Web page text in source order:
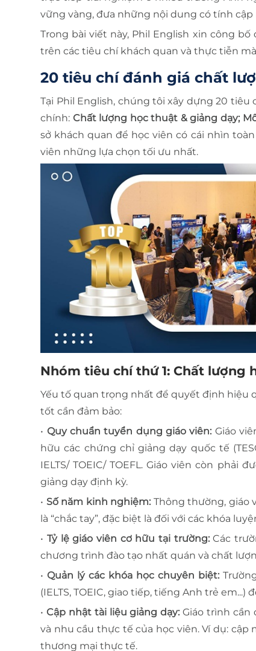
vững vàng, đưa những nội dung có tính
Trong bài viết này, Phil English xin công bố
trên các tiêu chí khách quan và thực tiễn
20 tiêu chí đánh giá chất
Tại Phil English, chúng tôi xây dựng 20 tiêu
chính: Chất lượng học thuật & giảng dạy;
sở khách quan để học viên có cái nhìn
viên những lựa chọn tối ưu nhất.
Nhóm tiêu chí thứ 1: Chất lượng
Yếu tố quan trọng nhất để quyết định hiệu
tốt cần đảm bảo:
• Quy chuẩn tuyển dụng giáo viên: Giáo
hữu các chứng chỉ giảng dạy quốc tế
IELTS/ TOEIC/ TOEFL. Giáo viên còn
giảng dạy định kỳ.
• Số năm kinh nghiệm: Thông thường, giáo
là “chắc tay”, đặc biệt là đối với các khóa
• Tỷ lệ giáo viên cơ hữu tại trường:Các
chương trình đào tạo nhất quán và chất
•Quản lý các khóa học chuyên biệt:
(IELTS, TOEIC, giao tiếp, tiếng Anh trẻ
•Cập nhật tài liệu giảng dạy: Giáo trình
và nhu cầu thực tế của học viên. Ví dụ:
thương mại thực tế.